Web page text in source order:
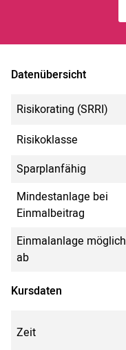
Datenübersicht
Risikorating (SRRI)
Risikoklasse
Sparplanfähig
Mindestanlage bei
Einmalbeitrag
Einmalanlage möglich
ab
Kursdaten
Zeit